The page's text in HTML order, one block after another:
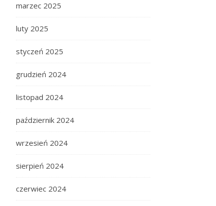
marzec 2025
luty 2025
styczeń 2025
grudzień 2024
listopad 2024
październik 2024
wrzesień 2024
sierpień 2024
czerwiec 2024